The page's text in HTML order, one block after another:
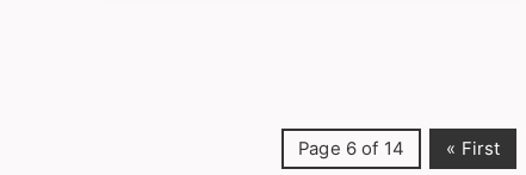
Page 6 of 14 « First